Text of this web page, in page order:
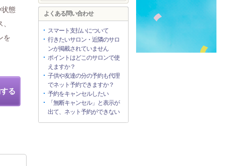
状態
を
る
よくある問い合わせ
スマート支払いについて
行きたいサロン・近隣のサロ
ンが掲載されていません
ポイントはどこのサロンで使
えますか？
子供や友達の分の予約も代理
でネット予約できますか？
予約をキャンセルしたい
「無断キャンセル」と表示が
出て、ネット予約ができない